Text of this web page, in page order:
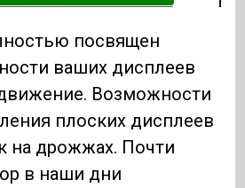
посвящен
ваших дисплеев
Возможности
плоских дисплеев
на дрожжах. Почти
в наши дни